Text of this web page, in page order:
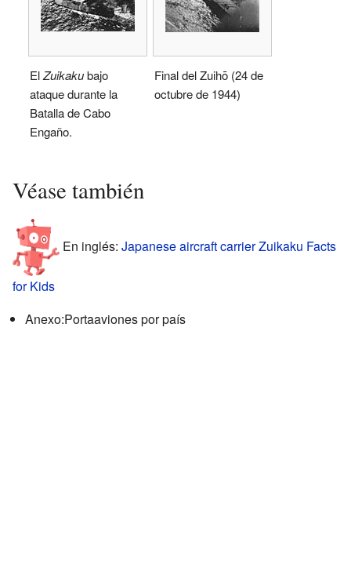
ElZuikakubajo
ataque durante la
Batalla de Cabo
Engaño.
Final del Zuihō (24 de
octubre de 1944)
Véase también
En inglés: Japanese aircraft carrier Zuikaku Facts
for Kids
Anexo:Portaaviones por país